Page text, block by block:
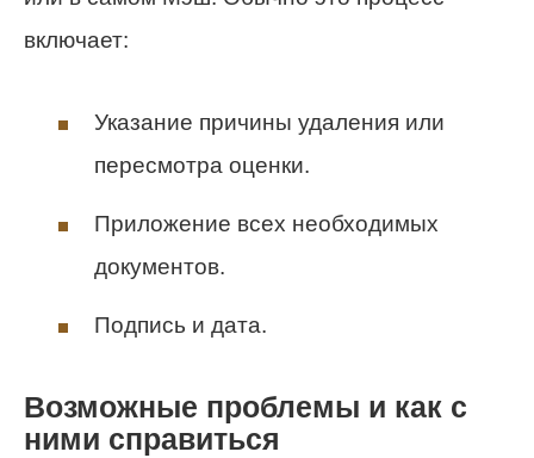
включает:
Указание причины удаления или
пересмотра оценки.
Приложение всех необходимых
документов.
Подпись и дата.
Возможные проблемы и как с
ними справиться